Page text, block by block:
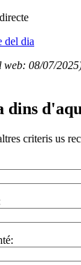
del dia
08/07/
dins
criteris us